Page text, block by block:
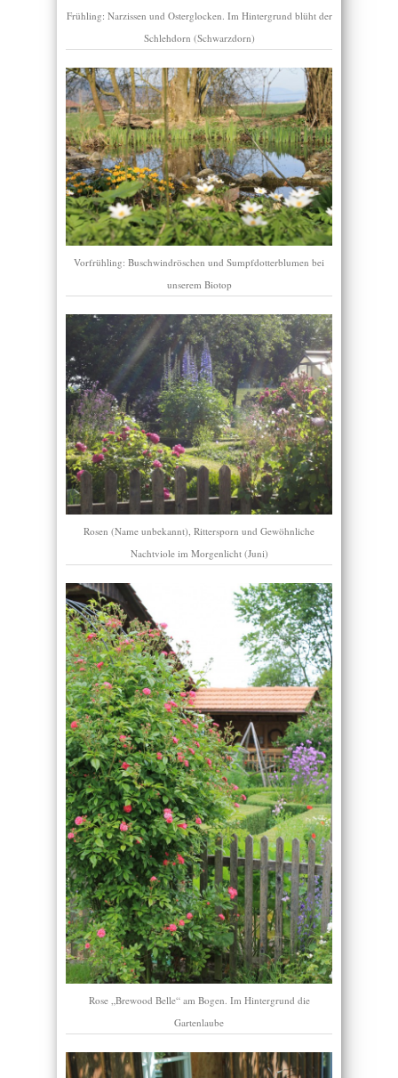
Frühling: Narzissen und Osterglocken. Im Hintergrund blüht der
Schlehdorn (Schwarzdorn)
Vorfrühling: Buschwindröschen und Sumpfdotterblumen bei
unserem Biotop
Rosen (Name unbekannt), Rittersporn und Gewöhnliche
Nachtviole im Morgenlicht (Juni)
Rose „Brewood Belle“ am Bogen. Im Hintergrund die
Gartenlaube